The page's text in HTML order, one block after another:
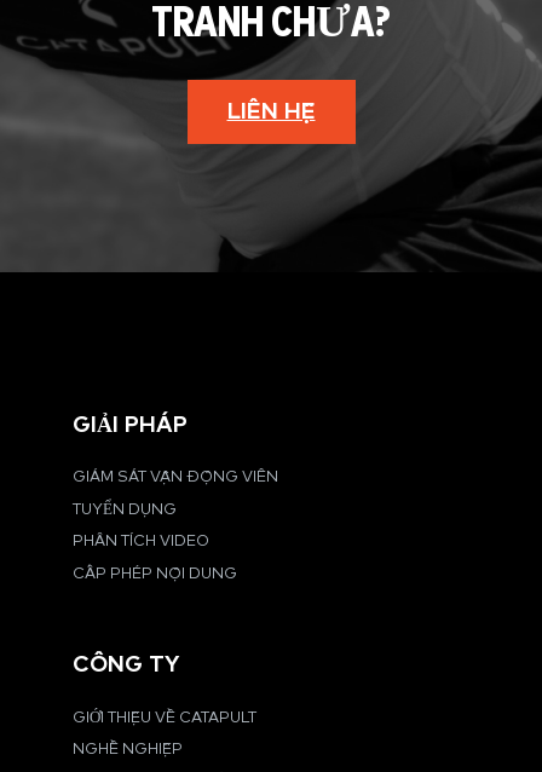
TRANH CHƯA?
LIÊN HỆ
GIẢI PHÁP
GIÁM SÁT VẬN ĐỘNG VIÊN
TUYỂN DỤNG
PHÂN TÍCH VIDEO
CẤP PHÉP NỘI DUNG
CÔNG TY
GIỚI THIỆU VỀ CATAPULT
NGHỀ NGHIỆP